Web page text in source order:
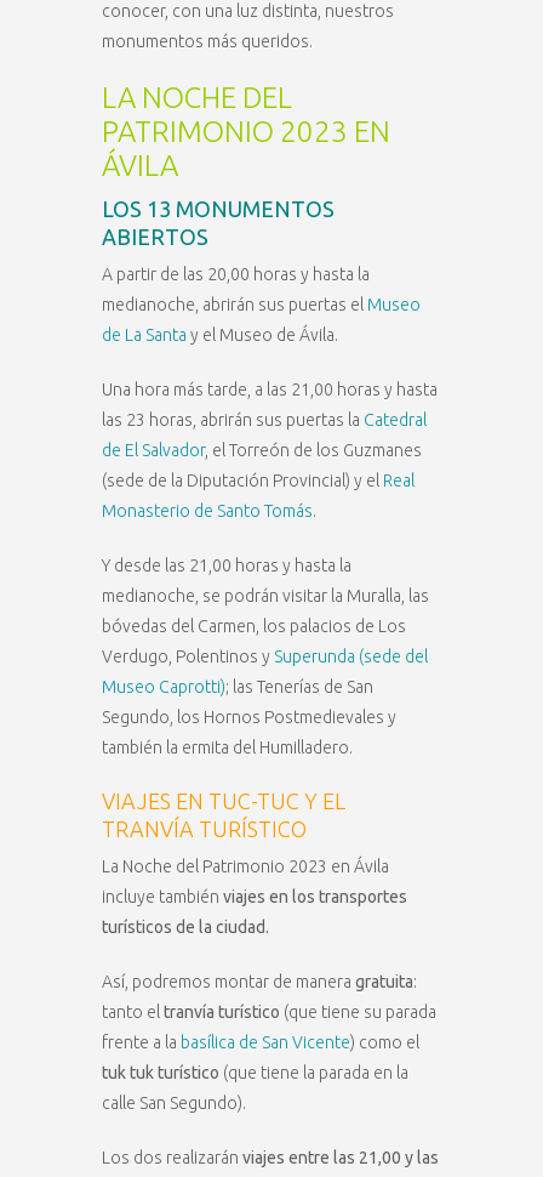
conocer, con una luz distinta, nuestros
monumentos más queridos.
LA NOCHE DEL
PATRIMONIO 2023 EN
ÁVILA
LOS 13 MONUMENTOS
ABIERTOS
A partir de las 20,00 horas y hasta la
medianoche, abrirán sus puertas el Museo
de La Santa y el Museo de Ávila.
Una hora más tarde, a las 21,00 horas y hasta
las 23 horas, abrirán sus puertas la Catedral
de El Salvador, el Torreón de los Guzmanes
(sede de la Diputación Provincial) y el Real
Monasterio de Santo Tomás.
Y desde las 21,00 horas y hasta la
medianoche, se podrán visitar la Muralla, las
bóvedas del Carmen, los palacios de Los
Verdugo, Polentinos y Superunda (sede del
Museo Caprotti); las Tenerías de San
Segundo, los Hornos Postmedievales y
también la ermita del Humilladero.
VIAJES EN TUC-TUC Y EL
TRANVÍA TURÍSTICO
La Noche del Patrimonio 2023 en Ávila
incluye también viajes en los transportes
turísticos de la ciudad.
Así, podremos montar de manera gratuita:
tanto eltranvía turístico (que tiene su parada
frente a la basílica de San Vicente) como el
tuk tuk turístico (que tiene la parada en la
calle San Segundo).
Los dos realizarán viajes entre las 21,00 y las